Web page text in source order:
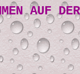
AUF